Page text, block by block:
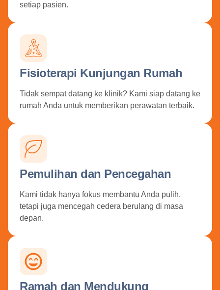
setiap pasien.
Fisioterapi Kunjungan Rumah
Tidak sempat datang ke klinik? Kami siap datang ke
rumah Anda untuk memberikan perawatan terbaik.
Pemulihan dan Pencegahan
Kami tidak hanya fokus membantu Anda pulih,
tetapi juga mencegah cedera berulang di masa
depan.
Ramah dan Mendukung